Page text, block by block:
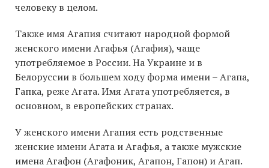
человеку в целом.
Также имя Агапия считают народной формой
женского имени Агафья (Агафия), чаще
употребляемое в России. На Украине и в
Белоруссии в большем ходу форма имени – Агапа,
Гапка, реже Агата. Имя Агата употребляется, в
основном, в европейских странах.
У женского имени Агапия есть родственные
женские имени Агата и Агафья, а также мужские
имена Агафон (Агафоник, Агапон, Гапон) и Агап.